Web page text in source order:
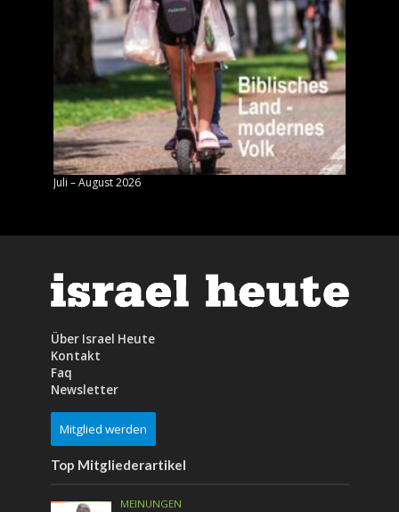
Juli – August 2026
Über Israel Heute
Kontakt
Faq
Newsletter
Mitglied werden
Top Mitgliederartikel
MEINUNGEN